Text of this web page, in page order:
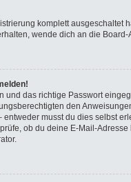
komplett
wende dich an die Board-
und das richtige Passwort
den
musst du dies selbst
ob du deine E-Mail-